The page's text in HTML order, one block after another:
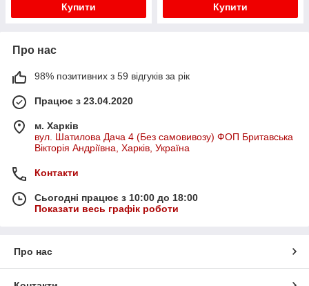
Купити Купити
Про нас
98% позитивних з 59 відгуків за рік
Працює з 23.04.2020
м. Харків
вул. Шатилова Дача 4 (Без самовивозу) ФОП Бритавська
Вікторія Андріївна, Харків, Україна
Контакти
Сьогодні працює з 10:00 до 18:00
Показати весь графік роботи
Про нас